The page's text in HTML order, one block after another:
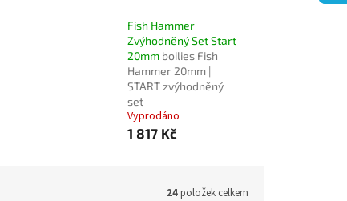
Fish Hammer
Zvýhodněný Set Start
20mm boilies Fish
Hammer 20mm |
START zvýhodněný
set
Vyprodáno
1 817 Kč
24položek celkem